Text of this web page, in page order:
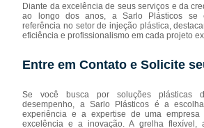
Diante da excelência de seus serviços e da
ao longo dos anos, a Sarlo Plásticos se
referência no setor de injeção plástica,
eficiência e profissionalismo em cada projeto
Entre em Contato e Solicite
Se você busca por soluções plásticas
desempenho, a Sarlo Plásticos é a
experiência e a expertise de uma empresa
excelência e a inovação. A grelha flexível,